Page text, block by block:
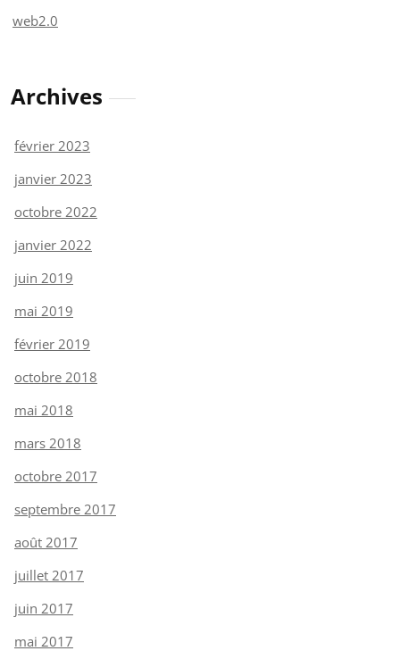
web2.0
Archives
février 2023
janvier 2023
octobre 2022
janvier 2022
juin 2019
mai 2019
février 2019
octobre 2018
mai 2018
mars 2018
octobre 2017
septembre 2017
août 2017
juillet 2017
juin 2017
mai 2017